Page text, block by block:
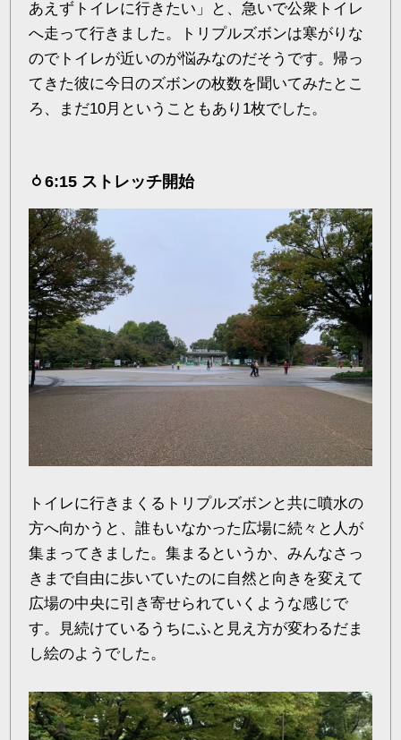
あえずトイレに行きたい」と、急いで公衆トイレ
へ走って行きました。トリプルズボンは寒がりな
のでトイレが近いのが悩みなのだそうです。帰っ
てきた彼に今日のズボンの枚数を聞いてみたとこ
ろ、まだ10月ということもあり1枚でした。
6:15 ストレッチ開始
トイレに行きまくるトリプルズボンと共に噴水の
方へ向かうと、誰もいなかった広場に続々と人が
集まってきました。集まるというか、みんなさっ
きまで自由に歩いていたのに自然と向きを変えて
広場の中央に引き寄せられていくような感じで
す。見続けているうちにふと見え方が変わるだま
し絵のようでした。